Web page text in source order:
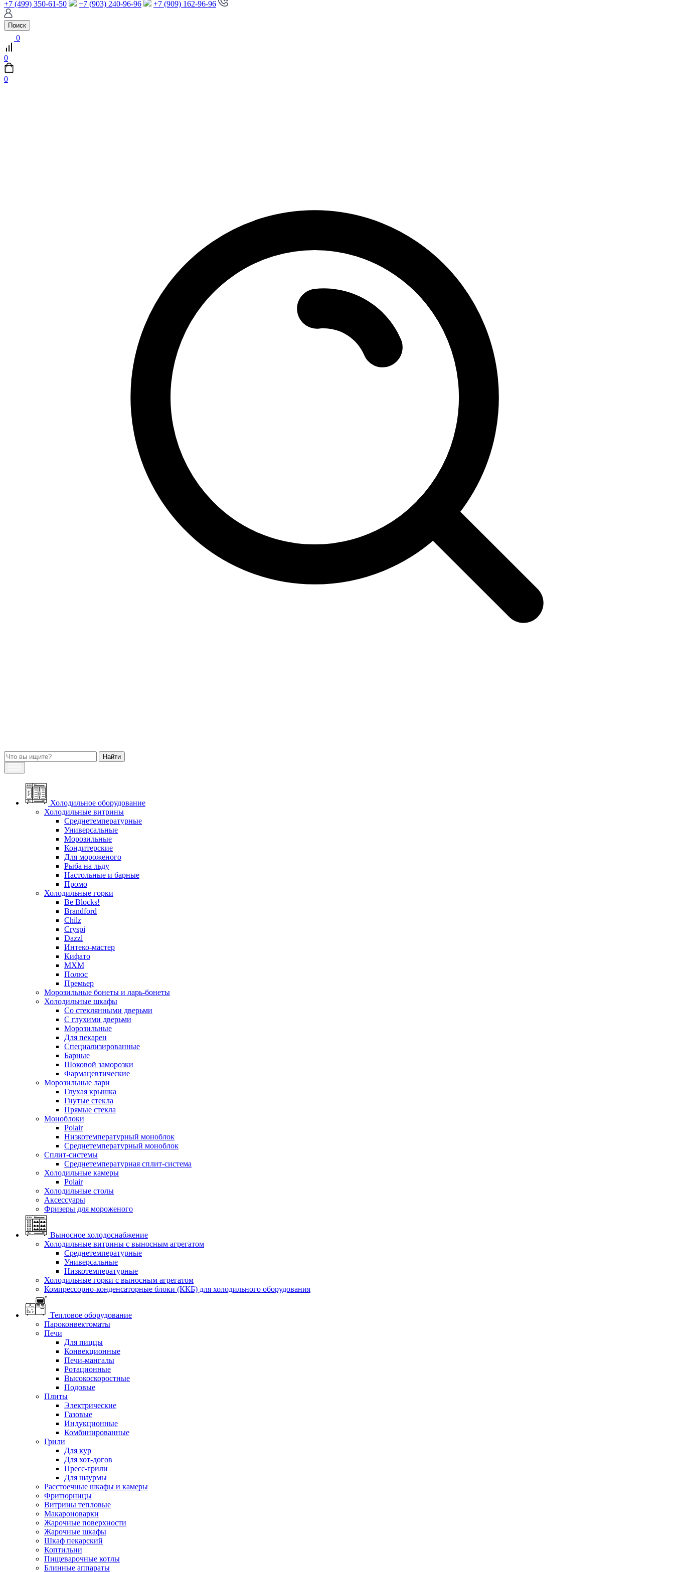
+7 (499) 350-61-50 +7 (903) 240-96-96 +7 (909) 162-96-96
Поиск
0
0
0
Холодильное оборудование
Холодильные витрины
Среднетемпературные
Универсальные
Морозильные
Кондитерские
Для мороженого
Рыба на льду
Настольные и барные
Промо
Холодильные горки
Be Blocks!
Brandford
Chilz
Cryspi
Dazzl
Интеко-мастер
Кифато
МХМ
Полюс
Премьер
Морозильные бонеты и ларь-бонеты
Холодильные шкафы
Со стеклянными дверьми
С глухими дверьми
Морозильные
Для пекарен
Специализированные
Барные
Шоковой заморозки
Фармацевтические
Морозильные лари
Глухая крышка
Гнутые стекла
Прямые стекла
Моноблоки
Polair
Низкотемпературный моноблок
Среднетемпературный моноблок
Сплит-системы
Среднетемпературная сплит-система
Холодильные камеры
Polair
Холодильные столы
Аксессуары
Фризеры для мороженого
Выносное холодоснабжение
Холодильные витрины с выносным агрегатом
Среднетемпературные
Универсальные
Низкотемпературные
Холодильные горки с выносным агрегатом
Компрессорно-конденсаторные блоки (ККБ) для холодильного оборудования
Тепловое оборудование
Пароконвектоматы
Печи
Для пиццы
Конвекционные
Печи-мангалы
Ротационные
Высокоскоростные
Подовые
Плиты
Электрические
Газовые
Индукционные
Комбинированные
Грили
Для кур
Для хот-догов
Пресс-грили
Для шаурмы
Расстоечные шкафы и камеры
Фритюрницы
Витрины тепловые
Макароноварки
Жарочные поверхности
Жарочные шкафы
Шкаф пекарский
Коптильни
Пищеварочные котлы
Блинные аппараты